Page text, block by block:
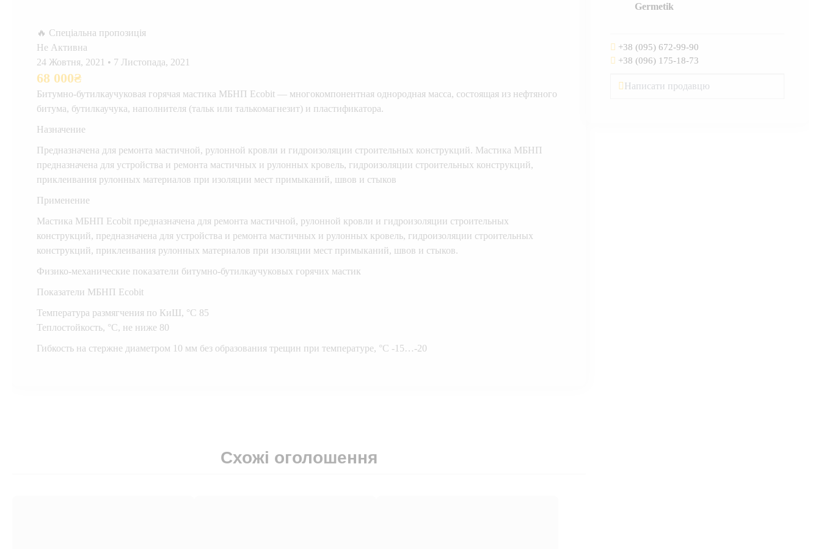
🔥 Спеціальна пропозиція
Не Активна
24 Жовтня, 2021 • 7 Листопада, 2021
68 000₴
Битумно-бутилкаучуковая горячая мастика МБНП Ecobit — многокомпонентная однородная масса, состоящая из нефтяного
битума, бутилкаучука, наполнителя (тальк или талькомагнезит) и пластификатора.
Назначение
Предназначена для ремонта мастичной, рулонной кровли и гидроизоляции строительных конструкций. Мастика МБНП
предназначена для устройства и ремонта мастичных и рулонных кровель, гидроизоляции строительных конструкций,
приклеивания рулонных материалов при изоляции мест примыканий, швов и стыков
Применение
Мастика МБНП Ecobit предназначена для ремонта мастичной, рулонной кровли и гидроизоляции строительных
конструкций, предназначена для устройства и ремонта мастичных и рулонных кровель, гидроизоляции строительных
конструкций, приклеивания рулонных материалов при изоляции мест примыканий, швов и стыков.
Физико-механические показатели битумно-бутилкаучуковых горячих мастик
Показатели МБНП Ecobit
Температура размягчения по КиШ, °С 85
Теплостойкость, °С, не ниже 80
Гибкость на стержне диаметром 10 мм без образования трещин при температуре, °С -15…-20
Схожі оголошення
Germetik
+38 (095) 672-99-90
+38 (096) 175-18-73
Написати продавцю